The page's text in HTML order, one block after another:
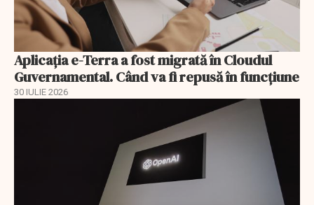
Aplicația e-Terra a fost migrată în Cloudul
Guvernamental. Când va fi repusă în funcțiune
30 IULIE 2026